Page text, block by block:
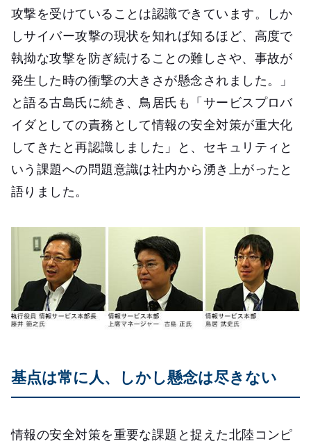
攻撃を受けていることは認識できています。しか
しサイバー攻撃の現状を知れば知るほど、高度で
執拗な攻撃を防ぎ続けることの難しさや、事故が
発生した時の衝撃の大きさが懸念されました。」
と語る古島氏に続き、鳥居氏も「サービスプロバ
イダとしての責務として情報の安全対策が重大化
してきたと再認識しました」と、セキュリティと
いう課題への問題意識は社内から湧き上がったと
語りました。
基点は常に人、しかし懸念は尽きない
情報の安全対策を重要な課題と捉えた北陸コンピ